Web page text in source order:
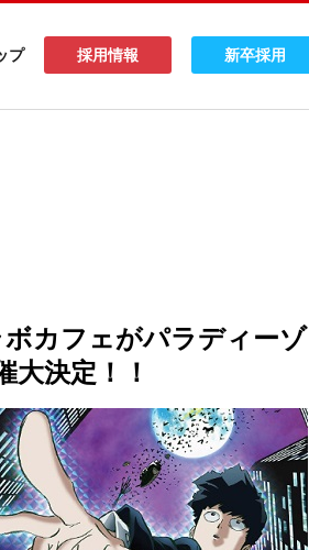
プ 採用情報 新卒採用
カフェがパラディーゾ
決定！！